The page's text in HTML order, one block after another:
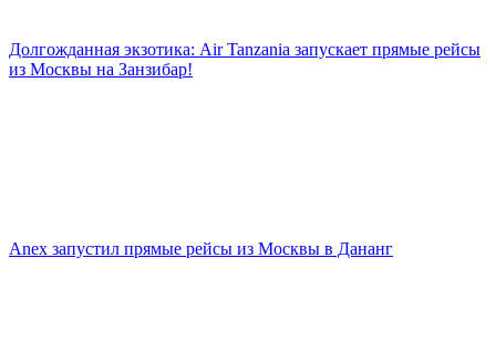
Долгожданная экзотика: Air Tanzania запускает прямые рейсы
из Москвы на Занзибар!
Anex запустил прямые рейсы из Москвы в Дананг